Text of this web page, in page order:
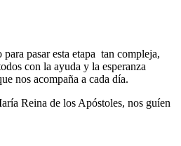
pasar esta etapa tan compleja,
con la ayuda y la esperanza
nos acompaña a cada día.
Reina de los Apóstoles, nos guíen